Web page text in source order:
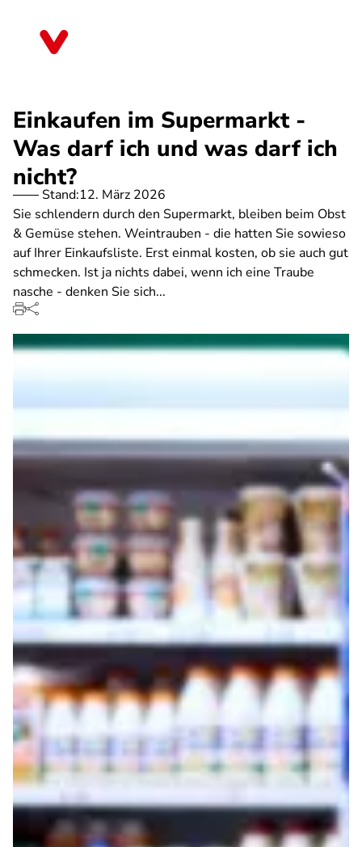
Einkaufen im Supermarkt -
Was darf ich und was darf ich
nicht?
Stand:12. März 2026
Sie schlendern durch den Supermarkt, bleiben beim Obst
& Gemüse stehen. Weintrauben - die hatten Sie sowieso
auf Ihrer Einkaufsliste. Erst einmal kosten, ob sie auch gut
schmecken. Ist ja nichts dabei, wenn ich eine Traube
nasche - denken Sie sich...